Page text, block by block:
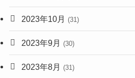
2023年10月 (31)
2023年9月 (30)
2023年8月 (31)